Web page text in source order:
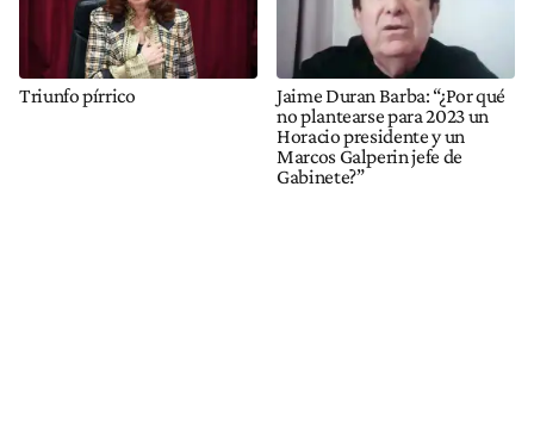
Triunfo pírrico
Jaime Duran Barba: “¿Por qué
no plantearse para 2023 un
Horacio presidente y un
Marcos Galperin jefe de
Gabinete?”